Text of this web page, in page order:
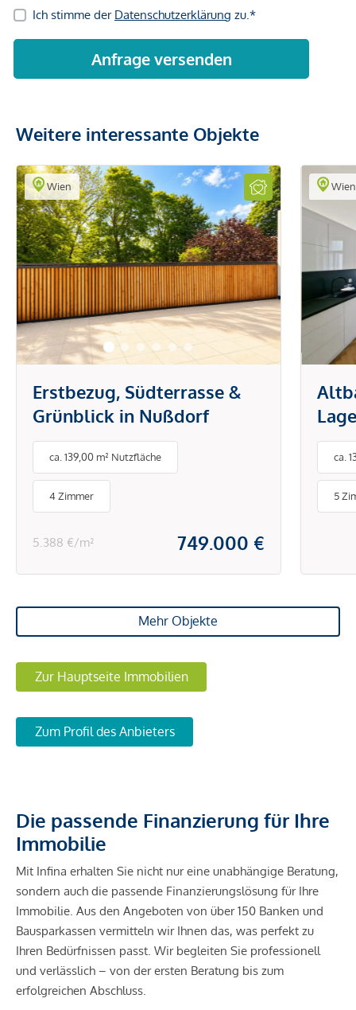
Weitere interessante Objekte
Wien
Erstbezug, Südterrasse &
Grünblick in Nußdorf
ca. 139,00 m² Nutzfläche
4 Zimmer
5.388 €/m² 749.000 €
Wien
ca.
5
Mehr Objekte
Zur Hauptseite Immobilien
Zum Profil des Anbieters
Die passende Finanzierung für Ihre
Immobilie
Mit Infina erhalten Sie nicht nur eine unabhängige Beratung,
sondern auch die passende Finanzierungslösung für Ihre
Immobilie. Aus den Angeboten von über 150 Banken und
Bausparkassen vermitteln wir Ihnen das, was perfekt zu
Ihren Bedürfnissen passt. Wir begleiten Sie professionell
und verlässlich – von der ersten Beratung bis zum
erfolgreichen Abschluss.